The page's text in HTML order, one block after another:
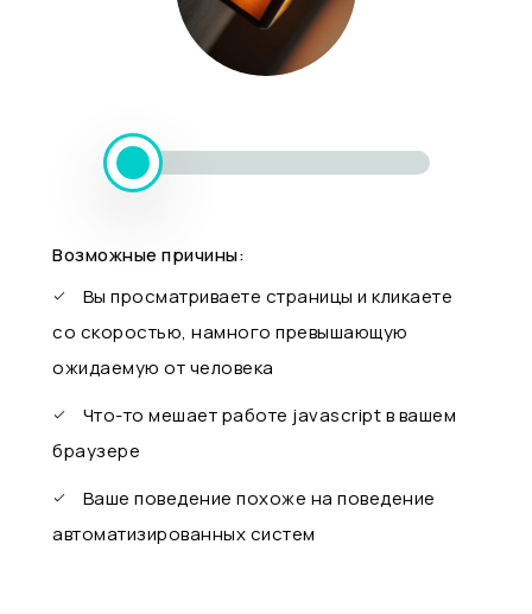
Возможные причины:
Вы просматриваете страницы и кликаете
со скоростью, намного превышающую
ожидаемую от человека
Что-то мешает работе javascript в вашем
браузере
Ваше поведение похоже на поведение
автоматизированных систем